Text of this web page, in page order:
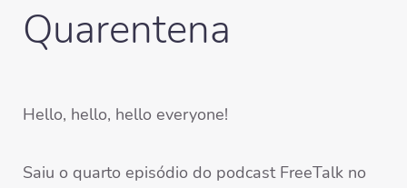
Quarentena
Hello, hello, hello everyone!
Saiu o quarto episódio do podcast FreeTalk no